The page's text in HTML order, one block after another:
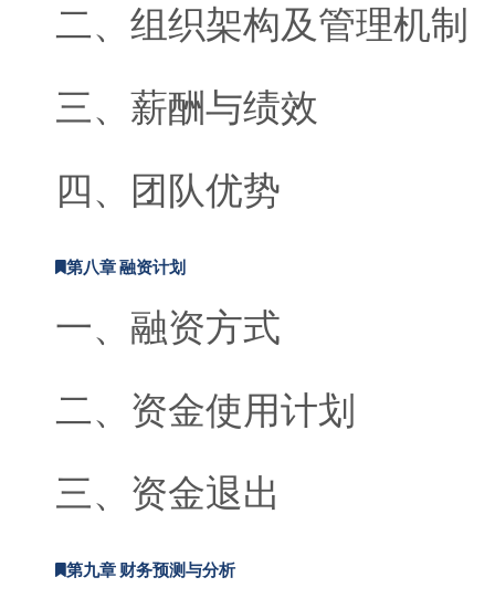
二、组织架构及管理机制
三、薪酬与绩效
四、团队优势
第八章 融资计划
一、融资方式
二、资金使用计划
三、资金退出
第九章 财务预测与分析